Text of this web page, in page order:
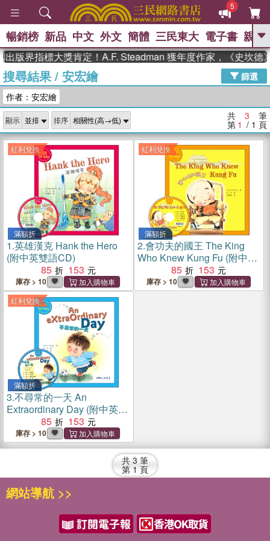
5
GO
高希均教授回憶錄
、 The Odyssey 、 父親節 、 如果歷
獎 臺灣漫遊錄 、 方念華 、 台灣的李
登輝時代
數學女孩：黎曼猜想 、
偉大的迷走神經
暢銷榜 新品 中文 外文 簡體 三民東大 電子書 親子
版界指標大獎肯定！A.F. Steadman 獲年度作家，《史坎德
搜尋結果/ 安宏繪
篩選
作者：安宏繪
顯示 排序 共 3 筆
第 1 / 1 頁
紅利兌換
滿額折
1.英雄漢克 Hank the Hero
(附中英雙語CD)
85
153
庫存 > 10
紅利兌換
滿額折
2.會功夫的國王 The King
Who Knew Kung Fu (附中英
雙語CD)85 153
庫存 > 10
紅利兌換
滿額折
3.不尋常的一天 An
Extraordinary Day (附中英雙
85 153
庫存 > 10
共 3 筆
第 1 頁
網站導航 >>